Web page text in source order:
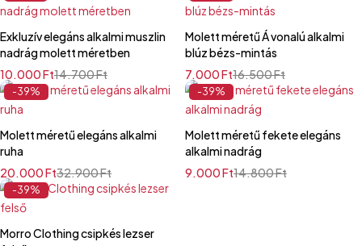
Exkluzív elegáns alkalmi muszlin
nadrág molett méretben
14.700Ft
10.000Ft
Molett méretű Á vonalú alkalmi
blúz bézs-mintás
16.500Ft
7.000Ft
-39%
Molett méretű elegáns alkalmi
ruha
32.900Ft
20.000Ft
-39%
Molett méretű fekete elegáns
alkalmi nadrág
14.800Ft
9.000Ft
-39%
Morro Clothing csipkés lezser